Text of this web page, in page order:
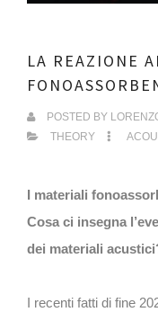
LA REAZIONE
POSTED BY
THEORY
I materiali
Cosa ci insegna
dei materiali
I recenti fatti di fine